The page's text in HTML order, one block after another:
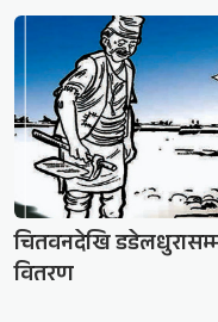
चितवनदेखि
वितरण